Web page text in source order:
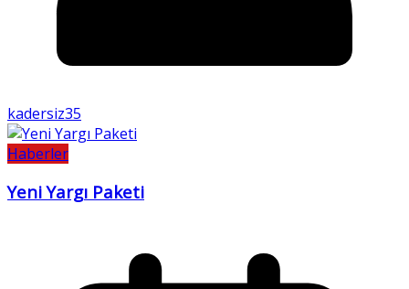
kadersiz35
Haberler
Yeni Yargı Paketi